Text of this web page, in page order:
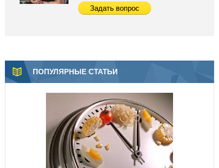
Задать вопрос
ПОПУЛЯРНЫЕ СТАТЬИ